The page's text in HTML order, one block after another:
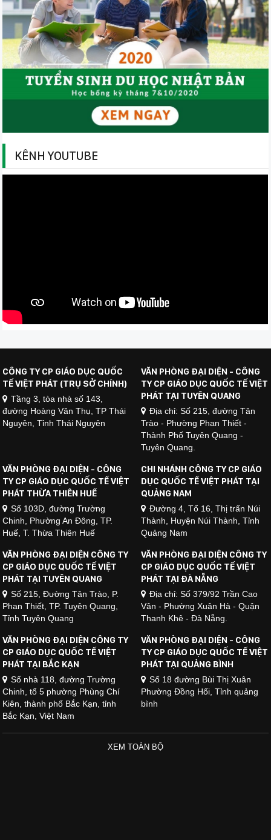
KÊNH YOUTUBE
CÔNG TY CP GIÁO DỤC QUỐC
TẾ VIỆT PHÁT (TRỤ SỞ CHÍNH)
Tầng 3, tòa nhà số 143,
đường Hoàng Văn Thụ, TP Thái
Nguyên, Tỉnh Thái Nguyên
VĂN PHÒNG ĐẠI DIỆN - CÔNG
TY CP GIÁO DỤC QUỐC TẾ VIỆT
PHÁT TẠI TUYÊN QUANG
Địa chỉ: Số 215, đường Tân
Trào - Phường Phan Thiết -
Thành Phố Tuyên Quang -
Tuyên Quang.
VĂN PHÒNG ĐẠI DIỆN - CÔNG
TY CP GIÁO DỤC QUỐC TẾ VIỆT
PHÁT THỪA THIÊN HUẾ
Số 103D, đường Trường
Chinh, Phường An Đông, TP.
Huế, T. Thừa Thiên Huế
CHI NHÁNH CÔNG TY CP GIÁO
DỤC QUỐC TẾ VIỆT PHÁT TẠI
QUẢNG NAM
Đường 4, Tổ 16, Thị trấn Núi
Thành, Huyện Núi Thành, Tỉnh
Quảng Nam
VĂN PHÒNG ĐẠI DIỆN CÔNG TY
CP GIÁO DỤC QUỐC TẾ VIỆT
PHÁT TẠI TUYÊN QUANG
Số 215, Đường Tân Trào, P.
Phan Thiết, TP. Tuyên Quang,
Tỉnh Tuyên Quang
VĂN PHÒNG ĐẠI DIỆN CÔNG TY
CP GIÁO DỤC QUỐC TẾ VIỆT
PHÁT TẠI ĐÀ NẴNG
Địa chỉ: Số 379/92 Trần Cao
Vân - Phường Xuân Hà - Quận
Thanh Khê - Đà Nẵng.
VĂN PHÒNG ĐẠI DIỆN CÔNG TY
CP GIÁO DỤC QUỐC TẾ VIỆT
PHÁT TẠI BẮC KẠN
Số nhà 118, đường Trường
Chinh, tổ 5 phường Phùng Chí
Kiên, thành phố Bắc Kạn, tỉnh
Bắc Kạn, Việt Nam
VĂN PHÒNG ĐẠI DIỆN - CÔNG
TY CP GIÁO DỤC QUỐC TẾ VIỆT
PHÁT TẠI QUẢNG BÌNH
Số 18 đường Bùi Thị Xuân
Phường Đồng Hối, Tỉnh quảng
bình
XEM TOÀN BỘ